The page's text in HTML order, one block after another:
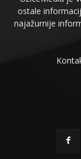
ostale
najažurnije